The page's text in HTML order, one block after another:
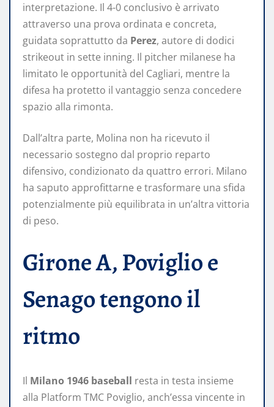
interpretazione. Il 4-0 conclusivo è arrivato
attraverso una prova ordinata e concreta,
guidata soprattutto da Perez, autore di dodici
strikeout in sette inning. Il pitcher milanese ha
limitato le opportunità del Cagliari, mentre la
difesa ha protetto il vantaggio senza concedere
spazio alla rimonta.
Dall’altra parte, Molina non ha ricevuto il
necessario sostegno dal proprio reparto
difensivo, condizionato da quattro errori. Milano
ha saputo approfittarne e trasformare una sfida
potenzialmente più equilibrata in un’altra vittoria
di peso.
Girone A, Poviglio e
Senago tengono il
ritmo
Il Milano 1946 baseball resta in testa insieme
alla Platform TMC Poviglio, anch’essa vincente in